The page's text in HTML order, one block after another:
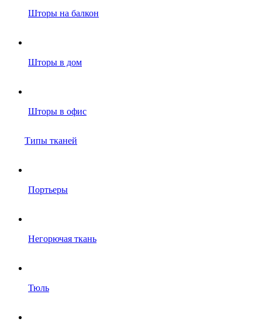
Шторы на балкон
Шторы в дом
Шторы в офис
Типы тканей
Портьеры
Негорючая ткань
Тюль